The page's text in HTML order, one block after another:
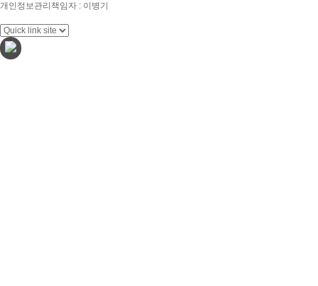
개인정보관리책임자 : 이병기